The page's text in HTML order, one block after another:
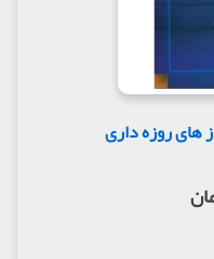
های روزه داری